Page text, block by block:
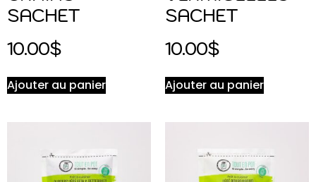
SACHET
10.00$
Ajouter au panier
SACHET
10.00$
Ajouter au panier